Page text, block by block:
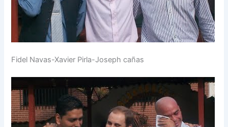
Fidel Navas-Xavier Pirla-Joseph cañas